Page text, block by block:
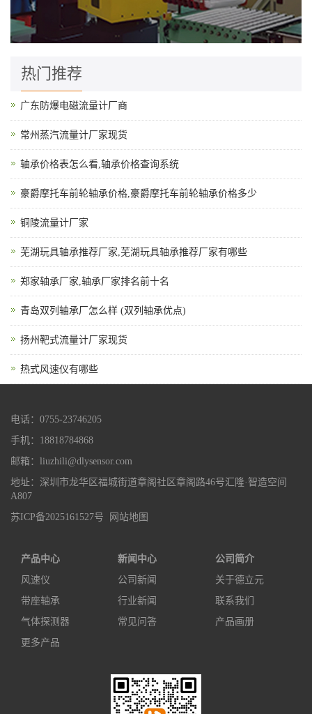
热门推荐
广东防爆电磁流量计厂商
常州蒸汽流量计厂家现货
轴承价格表怎么看,轴承价格查询系统
豪爵摩托车前轮轴承价格,豪爵摩托车前轮轴承价格多少
铜陵流量计厂家
芜湖玩具轴承推荐厂家,芜湖玩具轴承推荐厂家有哪些
郑家轴承厂家,轴承厂家排名前十名
青岛双列轴承厂怎么样 (双列轴承优点)
扬州靶式流量计厂家现货
热式风速仪有哪些
电话：0755-23746205
手机：18818784868
邮箱：liuzhili@dlysensor.com
地址：深圳市龙华区福城街道章阁社区章阁路46号汇隆·智造空间
A807
苏ICP备2025161527号
网站地图
产品中心
风速仪
带座轴承
气体探测器
更多产品
新闻中心
公司新闻
行业新闻
常见问答
公司简介
关于德立元
联系我们
产品画册